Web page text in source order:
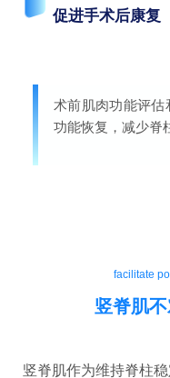
促进手术后康复
术前肌肉功能评估
功能恢复，减少脊
facilitate
竖脊肌
竖脊肌作为维持脊柱